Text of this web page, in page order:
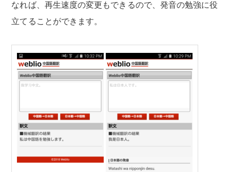
なれば、再生速度の変更もできるので、発音の勉強に役
立てることができます。